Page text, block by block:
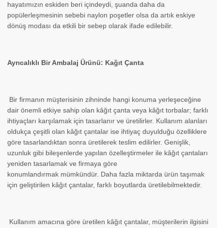
hayatımızın eskiden beri içindeydi, şuanda daha da
popülerleşmesinin sebebi naylon poşetler olsa da artık eskiye
dönüş modası da etkili bir sebep olarak ifade edilebilir.
Ayrıcalıklı Bir Ambalaj Ürünü: Kağıt Çanta
Bir firmanın müşterisinin zihninde hangi konuma yerleşeceğine
dair önemli etkiye sahip olan kâğıt çanta veya kâğıt torbalar; farklı
ihtiyaçları karşılamak için tasarlanır ve üretilirler. Kullanım alanları
oldukça çeşitli olan kâğıt çantalar ise ihtiyaç duyulduğu özelliklere
göre tasarlandıktan sonra üretilerek teslim edilirler. Genişlik,
uzunluk gibi bileşenlerde yapılan özelleştirmeler ile kâğıt çantaları
yeniden tasarlamak ve firmaya göre
konumlandırmak mümkündür. Daha fazla miktarda ürün taşımak
için geliştirilen kâğıt çantalar, farklı boyutlarda üretilebilmektedir.
Kullanım amacına göre üretilen kâğıt çantalar, müşterilerin ilgisini